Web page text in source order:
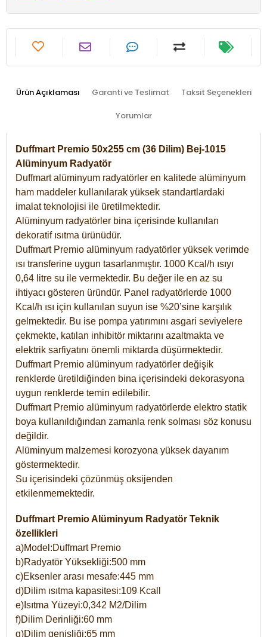
Ürün Açıklaması Garanti ve Teslimat Taksit Seçenekleri
Yorumlar
Duffmart Premio 50x255 cm (36 Dilim) Bej-1015
Alüminyum Radyatör
Duffmart alüminyum radyatörler en kalitede alüminyum
ham maddeler kullanılarak yüksek standartlardaki
imalat teknolojisi ile üretilmektedir.
Alüminyum radyatörler bina içerisinde kullanılan
dekoratif ısıtma ürünüdür.
Duffmart Premio alüminyum radyatörler yüksek verimde
ısı transferine uygun tasarlanmıştır. 1000 Kcal/h ısıyı
0,64 litre su ile vermektedir. Bu değer ile en az su
ihtiyacı gösteren üründür. Panel radyatörlerde 1000
Kcal/h ısı için kullanılan suyun ise %20’sine karşılık
gelmektedir. Bu ise pompa yatırımını asgari seviyelere
çekmekte, katılan inhibitör miktarını azaltmakta ve
elektrik sarfiyatını önemli miktarda düşürmektedir.
Duffmart Premio alüminyum radyatörler değişik
renklerde üretildiğinden bina içerisindeki dekorasyona
uygun renklerde temin edilebilir.
Duffmart Premio alüminyum radyatörlerde elektro statik
boya kullanıldığından zamanla renk solması söz konusu
değildir.
Alüminyum malzemesi korozyona yüksek dayanım
göstermektedir.
Su içerisindeki çözünmüş oksijenden
etkilenmemektedir.
Duffmart Premio Alüminyum Radyatör Teknik
özellikleri
a)Model:Duffmart Premio
b)Radyatör Yüksekliği:500 mm
c)Eksenler arası mesafe:445 mm
d)Dilim ısıtma kapasitesi:109 Kcall
e)Isıtma Yüzeyi:0,342 M2/Dilim
f)Dilim Derinliği:60 mm
g)Dilim genişliği:65 mm